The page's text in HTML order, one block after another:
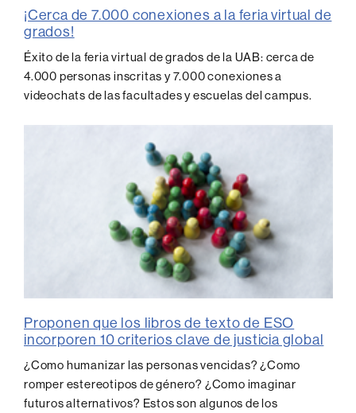
¡Cerca de 7.000 conexiones a la feria virtual de
grados!
Éxito de la feria virtual de grados de la UAB: cerca de
4.000 personas inscritas y 7.000 conexiones a
videochats de las facultades y escuelas del campus.
Proponen que los libros de texto de ESO
incorporen 10 criterios clave de justicia global
¿Como humanizar las personas vencidas? ¿Como
romper estereotipos de género? ¿Como imaginar
futuros alternativos? Estos son algunos de los